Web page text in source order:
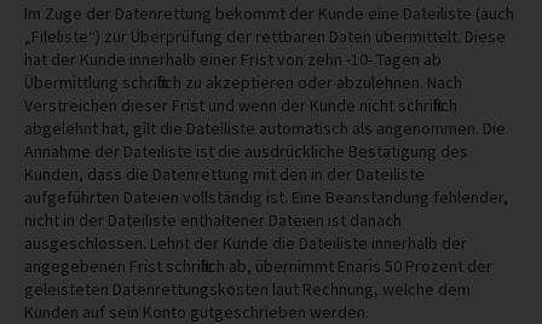
Im Zuge der Datenrettung bekommt der Kunde eine Dateiliste (auch
„Fileliste“) zur Überprüfung der rettbaren Daten übermittelt. Diese
hat der Kunde innerhalb einer Frist von zehn -10- Tagen ab
Übermittlung schriftlich zu akzeptieren oder abzulehnen. Nach
Verstreichen dieser Frist und wenn der Kunde nicht schriftlich
abgelehnt hat, gilt die Dateiliste automatisch als angenommen. Die
Annahme der Dateiliste ist die ausdrückliche Bestätigung des
Kunden, dass die Datenrettung mit den in der Dateiliste
aufgeführten Dateien vollständig ist. Eine Beanstandung fehlender,
nicht in der Dateiliste enthaltener Dateien ist danach
ausgeschlossen. Lehnt der Kunde die Dateiliste innerhalb der
angegebenen Frist schriftlich ab, übernimmt Enaris 50 Prozent der
geleisteten Datenrettungskosten laut Rechnung, welche dem
Kunden auf sein Konto gutgeschrieben werden.